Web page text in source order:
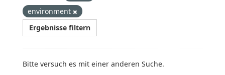
environment
Ergebnisse filtern
Bitte versuch es mit einer anderen Suche.